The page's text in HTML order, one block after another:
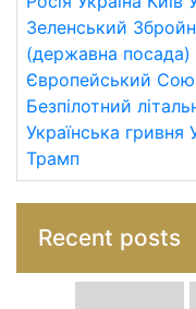
Зеленський
(державна посада)
Європейський
Безпілотний
Українська гривня
Трамп
Recent posts